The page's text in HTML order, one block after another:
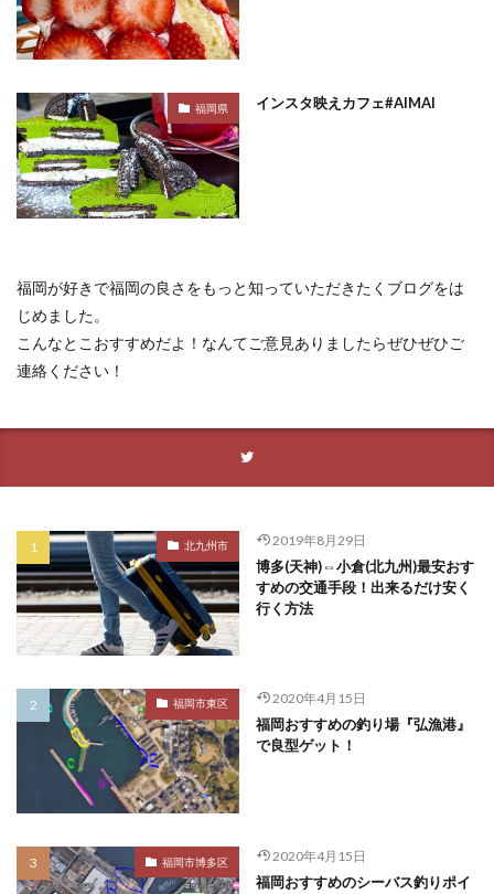
福岡県 インスタ映えカフェ#AIMAI
福岡が好きで福岡の良さをもっと知っていただきたくブログをは
じめました。
こんなとこおすすめだよ！なんてご意見ありましたらぜひぜひご
連絡ください！
北九州市 2019年8月29日
博多(天神)⇔小倉(北九州)最安おす
すめの交通手段！出来るだけ安く
行く方法
福岡市東区 2020年4月15日
福岡おすすめの釣り場『弘漁港』
で良型ゲット！
福岡市博多区 2020年4月15日
福岡おすすめのシーバス釣りポイ